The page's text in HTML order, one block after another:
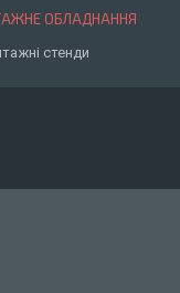
ОБЛАДНАННЯ
стенди